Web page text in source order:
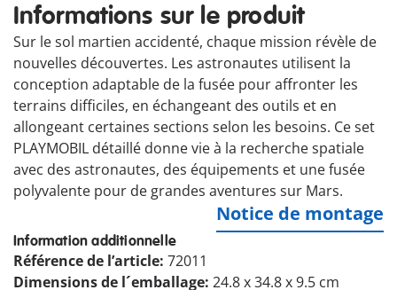
Informations sur le produit
Sur le sol martien accidenté, chaque mission révèle de
nouvelles découvertes. Les astronautes utilisent la
conception adaptable de la fusée pour affronter les
terrains difficiles, en échangeant des outils et en
allongeant certaines sections selon les besoins. Ce set
PLAYMOBIL détaillé donne vie à la recherche spatiale
avec des astronautes, des équipements et une fusée
polyvalente pour de grandes aventures sur Mars.
Notice de montage
Information additionnelle
Référence de l’article: 72011
Dimensions de l´emballage: 24.8 x 34.8 x 9.5 cm